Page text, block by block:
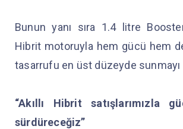
Bunun yanı sıra 1.4 litre
Hibrit motoruyla hem gücü hem
tasarrufu en üst düzeyde sunmayı
“Akıllı Hibrit satışlarımızla
sürdüreceğiz”